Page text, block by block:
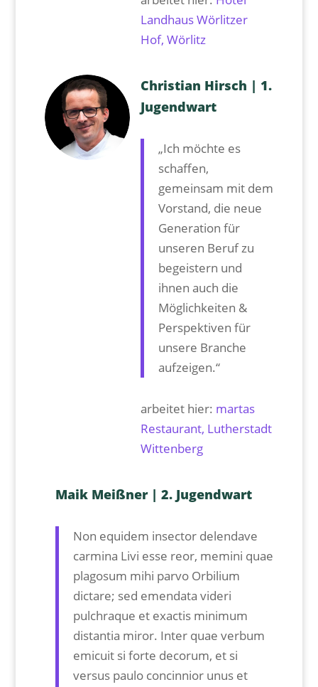
Landhaus Wörlitzer
Hof, Wörlitz
Christian Hirsch | 1.⁠
⁠Jugendwart
„Ich möchte es
schaffen,
gemeinsam mit dem
Vorstand, die neue
Generation für
unseren Beruf zu
begeistern und
ihnen auch die
Möglichkeiten &
Perspektiven für
unsere Branche
aufzeigen.“
arbeitet hier: martas
Restaurant, Lutherstadt
Wittenberg
Maik Meißner | 2.⁠ ⁠Jugendwart
Non equidem insector delendave
carmina Livi esse reor, memini quae
plagosum mihi parvo Orbilium
dictare; sed emendata videri
pulchraque et exactis minimum
distantia miror. Inter quae verbum
emicuit si forte decorum, et si
versus paulo concinnior unus et